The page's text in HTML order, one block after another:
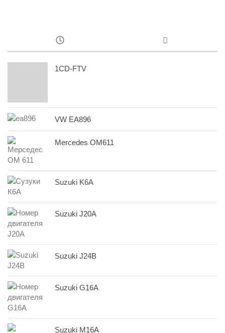
1CD-FTV
VW EA896
Mercedes OM611
Suzuki K6A
Suzuki J20A
Suzuki J24B
Suzuki G16A
Suzuki M16A